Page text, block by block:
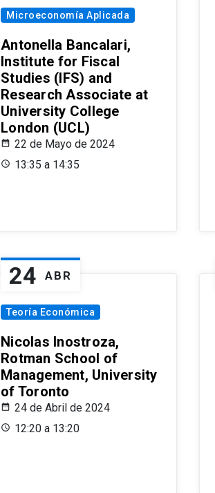
Microeconomía Aplicada
Antonella Bancalari,
Institute for Fiscal
Studies (IFS) and
Research Associate at
University College
London (UCL)
22 de Mayo de 2024
13:35 a 14:35
24 ABR
Teoría Económica
Nicolas Inostroza,
Rotman School of
Management, University
of Toronto
24 de Abril de 2024
12:20 a 13:20